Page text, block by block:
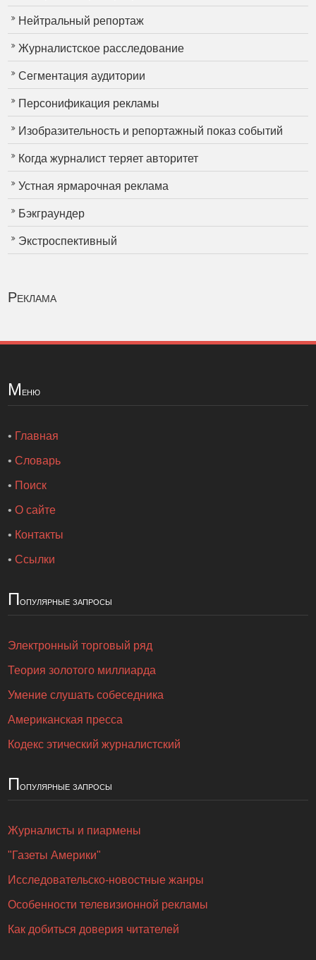
Нейтральный репортаж
Журналистское расследование
Сегментация аудитории
Персонификация рекламы
Изобразительность и репортажный показ событий
Когда журналист теряет авторитет
Устная ярмарочная реклама
Бэкграундер
Экстроспективный
Реклама
Меню
• Главная
•Словарь
• Поиск
•О сайте
• Контакты
•Ссылки
Популярные запросы
Электронный торговый ряд
Теория золотого миллиарда
Умение слушать собеседника
Американская пресса
Кодекс этический журналистский
Популярные запросы
Журналисты и пиармены
"Газеты Америки"
Исследовательско-новостные жанры
Особенности телевизионной рекламы
Как добиться доверия читателей